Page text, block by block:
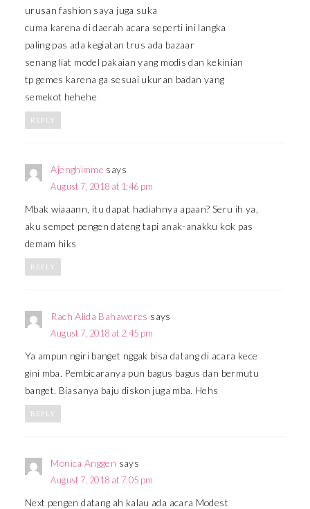
urusan fashion saya juga suka
cuma karena di daerah acara seperti ini langka
paling pas ada kegiatan trus ada bazaar
senang liat model pakaian yang modis dan kekinian
tp gemes karena ga sesuai ukuran badan yang
semekot hehehe
REPLY
Ajenghimme says
August 7, 2018 at 1:46 pm
Mbak wiaaann, itu dapat hadiahnya apaan? Seru ih ya,
aku sempet pengen dateng tapi anak-anakku kok pas
demam hiks
REPLY
Rach Alida Bahaweres says
August 7, 2018 at 2:45 pm
Ya ampun ngiri banget nggak bisa datang di acara kece
gini mba. Pembicaranya pun bagus bagus dan bermutu
banget. Biasanya baju diskon juga mba. Hehs
REPLY
Monica Anggen says
August 7, 2018 at 7:05 pm
Next pengen datang ah kalau ada acara Modest